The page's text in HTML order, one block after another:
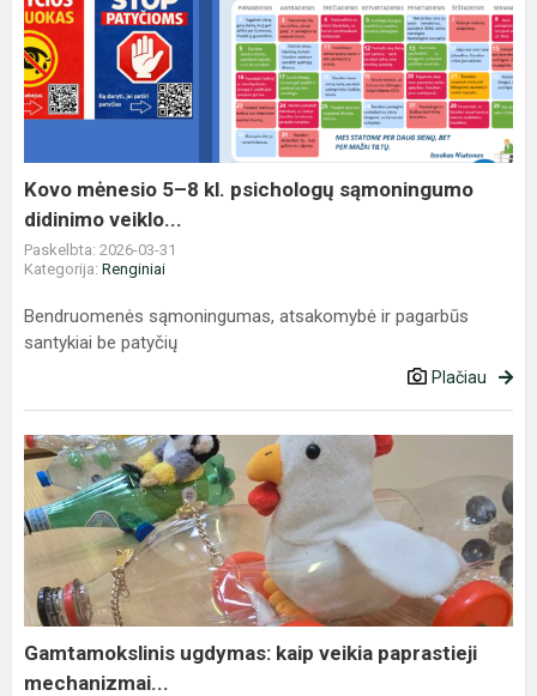
mėnesio
5–
8
kl.
psichologų
didinimo
veiklo...
Kovo mėnesio 5–8 kl. psichologų sąmoningumo
didinimo veiklo...
Paskelbta: 2026-03-31
Kategorija: Renginiai
Bendruomenės sąmoningumas, atsakomybė ir pagarbūs
santykiai be patyčių
Plačiau
Gamtamokslinis
ugdymas:
kaip
veikia
paprastieji
mechanizmai...
Gamtamokslinis ugdymas: kaip veikia paprastieji
mechanizmai...